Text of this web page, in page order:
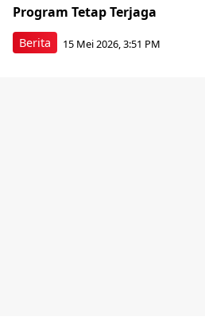
Berita
Program Tetap Terjaga
15 Mei 2026, 3:51 PM